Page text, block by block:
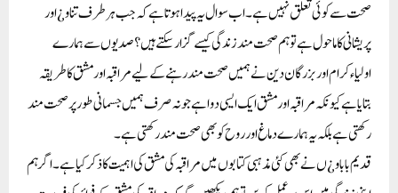
صحت سے کوئی تعلق نہیں ہے۔ اب سوال یہ پیدا ہوتا ہے کہ جب ہر طرف تناو ¿ اور
پریشانی کا ماحول ہے تو ہم صحت مند زندگی کیسے گزار سکتے ہیں؟ صدیوں سے ہمارے
اولیاءکرام اور بزرگان دین نے ہمیں صحت مند رہنے کے لیے مراقبہ اور مشق کا طریقہ
بتایا ہے کیونکہ مراقبہ اور مشق ایک ایسی دوا ہے جو نہ صرف ہمیں جسمانی طور پر صحت مند
رکھتی ہے بلکہ یہ ہمارے دماغ اور روح کو بھی صحت مند رکھتی ہے۔
قدیم باباو ¿ں نے بھی کئی مذہبی کتابوں میں مراقبہ کی مشق کی اہمیت کا ذکر کیا ہے۔ اگر ہم